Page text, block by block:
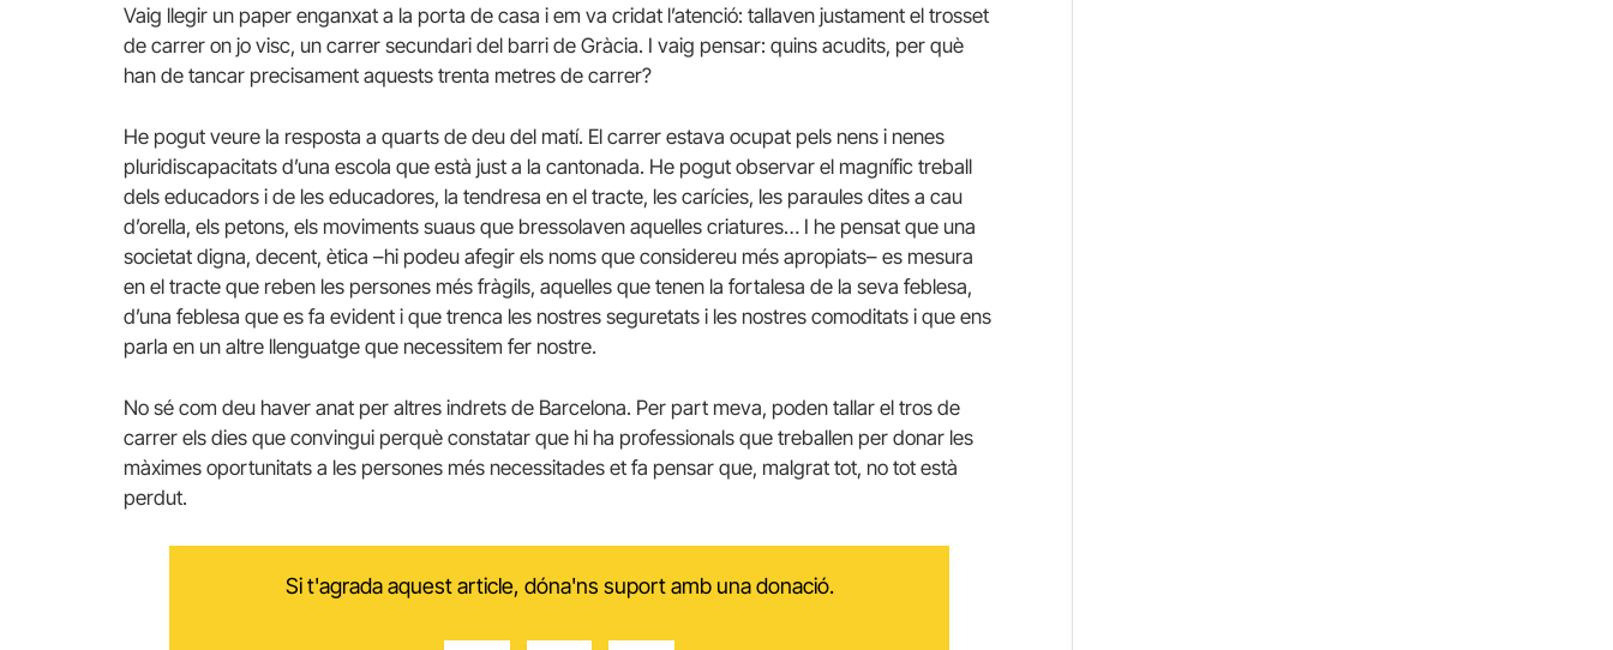
Vaig llegir un paper enganxat a la porta de casa i em va cridat l’atenció: tallaven justament el trosset
de carrer on jo visc, un carrer secundari del barri de Gràcia. I vaig pensar: quins acudits, per què
han de tancar precisament aquests trenta metres de carrer?
He pogut veure la resposta a quarts de deu del matí. El carrer estava ocupat pels nens i nenes
pluridiscapacitats d’una escola que està just a la cantonada. He pogut observar el magnífic treball
dels educadors i de les educadores, la tendresa en el tracte, les carícies, les paraules dites a cau
d’orella, els petons, els moviments suaus que bressolaven aquelles criatures… I he pensat que una
societat digna, decent, ètica –hi podeu afegir els noms que considereu més apropiats– es mesura
en el tracte que reben les persones més fràgils, aquelles que tenen la fortalesa de la seva feblesa,
d’una feblesa que es fa evident i que trenca les nostres seguretats i les nostres comoditats i que ens
parla en un altre llenguatge que necessitem fer nostre.
No sé com deu haver anat per altres indrets de Barcelona. Per part meva, poden tallar el tros de
carrer els dies que convingui perquè constatar que hi ha professionals que treballen per donar les
màximes oportunitats a les persones més necessitades et fa pensar que, malgrat tot, no tot està
perdut.
Si t'agrada aquest article, dóna'ns suport amb una donació.